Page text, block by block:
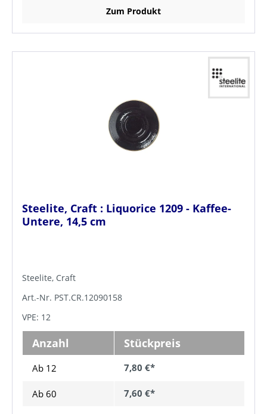
Zum Produkt
Steelite, Craft : Liquorice 1209 - Kaffee-
Untere, 14,5 cm
Steelite, Craft
Art.-Nr. PST.CR.12090158
VPE: 12
Anzahl Stückpreis
Ab 12 7,80 €*
Ab 60 7,60 €*